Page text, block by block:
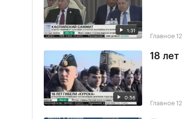
1:31 Главное
0:56
18
Главное